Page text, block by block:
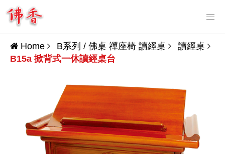
Home B系列 / 佛桌 禪座椅 讀經桌
讀經桌
B15a 掀背式一休讀經桌台